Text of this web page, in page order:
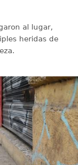
al lugar,
heridas de